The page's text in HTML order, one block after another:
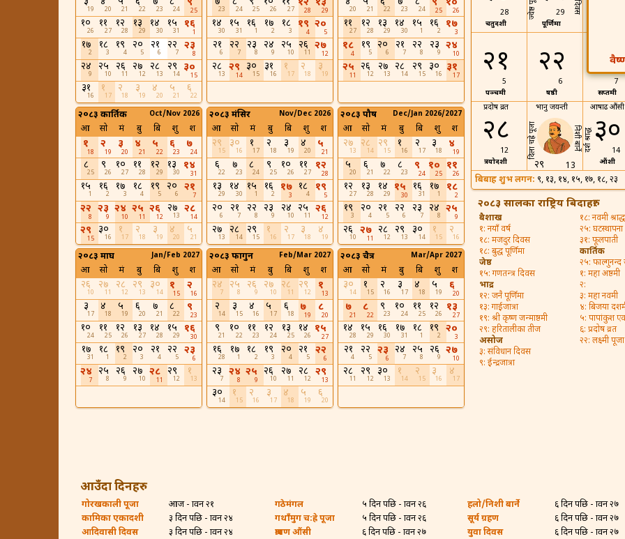
19 20 21 22 23 24 25
१०
26
११
27
१२
28
१३
29
१४
30
१५
31
१६
1
१७
2
१८
3
१९
4
२०
5
२१
6
२२
7
२३
8
२४
9
२५
10
२६
11
२७
12
२८
13
२९
14
३०
15
३१
16
१
17
२
18
३
19
४
20
५
21
६
22
23 24 25 26 27 28 29
१४
30
१५
31
१६
1
१७
2
१८
3
१९
4
२०
5
२१
6
२२
7
२३
8
२४
9
२५
10
२६
11
२७
12
२८
13
२९
14
३०
15
३१
16
१
17
२
18
३
19
20 21 22 23 24 25 26
११
27
१२
28
१३
29
१४
30
१५
1
१६
2
१७
3
१८
4
१९
5
२०
6
२१
7
२२
8
२३
9
२४
10
२५
11
२६
12
२७
13
२८
14
२९
15
३०
16
३१
17
२०८३ कार्तिक Oct/Nov 2026
आ सो मं बु बि शु श
१
18
२
19
३
20
४
21
५
22
६
23
७
24
८
25
९
26
१०
27
११
28
१२
29
१३
30
१४
31
१५
1
१६
2
१७
3
१८
4
१९
5
२०
6
२१
7
२२
8
२३
9
२४
10
२५
11
२६
12
२७
13
२८
14
२९
15
३०
16
१
17
२
18
३
19
४
20
५
21
२०८३ मंसिर Nov/Dec 2026
आ सो मं बु बि शु श
२९
15
३०
16
१
17
२
18
३
19
४
20
५
21
६
22
७
23
८
24
९
25
१०
26
११
27
१२
28
१३
29
१४
30
१५
1
१६
2
१७
3
१८
4
१९
5
२०
6
२१
7
२२
8
२३
9
२४
10
२५
11
२६
12
२७
13
२८
14
२९
15
१
16
२
17
३
18
४
19
२०८३ पौष Dec/Jan 2026/2027
आ सो मं बु बि शु श
२७
13
२८
14
२९
15
१
16
२
17
३
18
४
19
५
20
६
21
७
22
८
23
९
24
१०
25
११
26
१२
27
१३
28
१४
29
१५
30
१६
31
१७
1
१८
2
१९
3
२०
4
२१
5
२२
6
२३
7
२४
8
२५
9
२६
10
२७
11
२८
12
२९
13
३०
14
१
15
२
16
२०८३ माघ Jan/Feb 2027
आ सो मं बु बि शु श
२६
10
२७
11
२८
12
२९
13
३०
14
१
15
२
16
३
17
४
18
५
19
६
20
७
21
८
22
९
23
१०
24
११
25
१२
26
१३
27
१४
28
१५
29
१६
30
१७
31
१८
1
१९
2
२०
3
२१
4
२२
5
२३
6
२४
7
२५
8
२६
9
२७
10
२८
11
२९
12
१
13
२०८३ फागुन Feb/Mar 2027
आ सो मं बु बि शु श
२४
7
२५
8
२६
9
२७
10
२८
11
२९
12
१
13
२
14
३
15
४
16
५
17
६
18
७
19
८
20
९
21
१०
22
११
23
१२
24
१३
25
१४
26
१५
27
१६
28
१७
1
१८
2
१९
3
२०
4
२१
5
२२
6
२३
7
२४
8
२५
9
२६
10
२७
11
२८
12
२९
13
३०
14
१
15
२
16
३
17
४
18
५
19
६
20
२०८३ चैत्र Mar/Apr 2027
आ सो मं बु बि शु श
३०
14
१
15
२
16
३
17
४
18
५
19
६
20
७
21
८
22
९
23
१०
24
११
25
१२
26
१३
27
१४
28
१५
29
१६
30
१७
31
१८
1
१९
2
२०
3
२१
4
२२
5
२३
6
२४
7
२५
8
२६
9
२७
10
२८
11
२९
12
३०
13
१
14
२
15
३
16
४
17
28
चतुर्दशी
29
पूर्णिमा
२१
5
पञ्चमी
२२
6
षष्ठी
२३
7
सप्तमी
प्रदोष व्रत
२८
12
त्रयोदशी
भानु जयन्ती
निशी बार्ने
दिला चह्रे पूजा
२९ 13
आषाढ औंसी
दर्श श्राद्ध३०
14
औंशी
बिबाह शुभ लगन: ९, १३, १४, १५, १७, १८, २३
२०८३ सालका राष्ट्रिय बिदाहरु:
बैशाख
१: नयाँ वर्ष
१८: मजदुर दिवस
१८: बुद्ध पूर्णिमा
जेष्ठ
१५: गणतन्त्र दिवस
भाद्र
१२: जनै पूर्णिमा
१३: गाईजात्रा
१९: श्री कृष्ण जन्माष्ठमी
२९: हरितालीका तीज
असोज
३: संविधान दिवस
९: ईन्द्रजात्रा
१८: नवमी
२५: घटस्थापना
३१: फूलपाती
कार्तिक
२५: फाल्गुनन्द
१: महा अष्ठमी
२:
३: महा नवमी
४: बिजया
५: पापांकुश
६: प्रदोष व्रत
२२: लक्ष्मी पूजा
आउँदा दिनहरु
गोरखकाली पूजा
आज - श्रावन २१
कामिका एकादशी
३ दिन पछि - श्रावन २४
आदिवासी दिवस
३ दिन पछि - श्रावन २४
गठेमंगल
५ दिन पछि - श्रावन २६
गथाँमुग च:ह्रे पूजा
५ दिन पछि - श्रावन २६
श्रावण औंसी
६ दिन पछि - श्रावन २७
हलो/निशी बार्ने
६ दिन पछि - श्रावन २७
सूर्य ग्रहण
६ दिन पछि - श्रावन २७
युवा दिवस
६ दिन पछि - श्रावन २७